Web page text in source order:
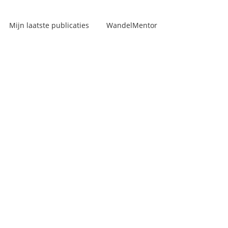
Mijn laatste publicaties WandelMentor